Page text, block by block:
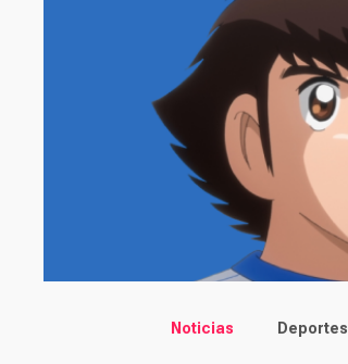
Main menu
Noticias Deportes